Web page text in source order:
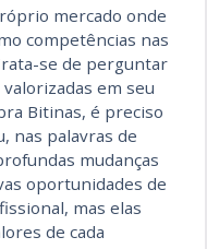
mercado onde
competências nas
se de perguntar
em seu
Bitinas, é preciso
nas palavras de
mudanças
oportunidades de
mas elas
de cada